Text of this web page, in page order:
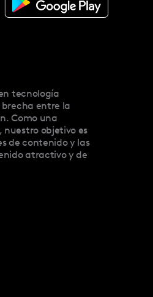
tecnología
entre la
Como una
objetivo es
de contenido y las
atractivo y de